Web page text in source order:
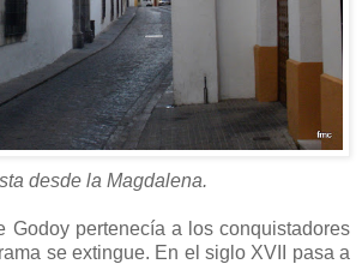
desde la Magdalena.
Godoy pertenecía a los conquistadores
se extingue. En el siglo XVII pasa a